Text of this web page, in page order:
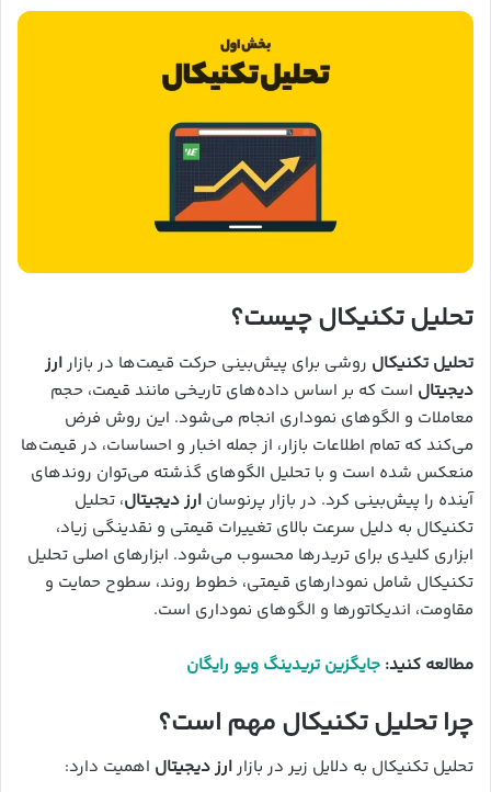
تحلیل تکنیکال چیست؟
تحلیل تکنیکال روشی برای پیش‌بینی حرکت قیمت‌ها در بازارارز
دیجیتال است که بر اساس داده‌های تاریخی مانند قیمت، حجم
معاملات و الگوهای نموداری انجام می‌شود. این روش فرض
می‌کند که تمام اطلاعات بازار، از جمله اخبار و احساسات، در قیمت‌ها
منعکس شده است و با تحلیل الگوهای گذشته می‌توان روندهای
آینده را پیش‌بینی کرد. در بازار پرنوسان ارز دیجیتال، تحلیل
تکنیکال به دلیل سرعت بالای تغییرات قیمتی و نقدینگی زیاد،
ابزاری کلیدی برای تریدرها محسوب می‌شود. ابزارهای اصلی تحلیل
تکنیکال شامل نمودارهای قیمتی، خطوط روند، سطوح حمایت و
مقاومت، اندیکاتورها و الگوهای نموداری است.
مطالعه کنید: جایگزین تریدینگ ویو رایگان
چرا تحلیل تکنیکال مهم است؟
تحلیل تکنیکال به دلایل زیر در بازارارز دیجیتال اهمیت دارد: